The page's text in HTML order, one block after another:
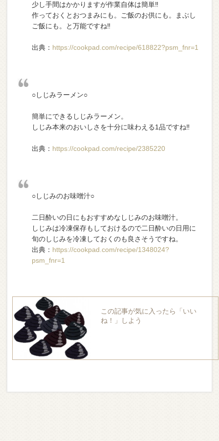
少し手間はかかりますが作業自体は簡単‼︎
作っておくとおつまみにも。ご飯のお供にも。まぶし
ご飯にも。と万能ですね‼︎
出典： https://cookpad.com/recipe/618822?psm_fnr=1
○しじみラーメン○
簡単にできるしじみラーメン。
しじみ本来のおいしさを十分に味わえる1品ですね‼︎
出典： https://cookpad.com/recipe/2385220
○しじみのお味噌汁○
二日酔いの日にもおすすめなしじみのお味噌汁。
しじみは冷凍保存もしておけるので二日酔いの日用に
旬のしじみを冷凍しておくのも良さそうですね。
出典： https://cookpad.com/recipe/1348024?
psm_fnr=1
この記事が気に入ったら「いい
ね！」しよう